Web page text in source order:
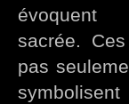
évoquent
sacrée.
pas